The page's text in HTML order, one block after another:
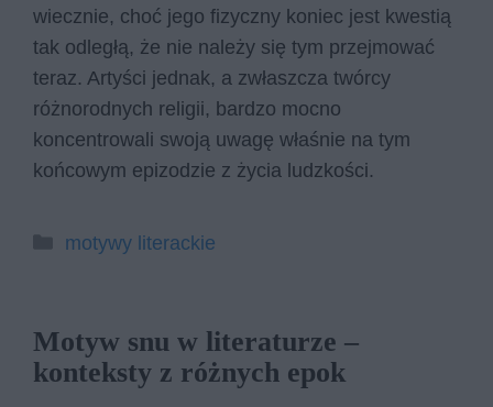
wiecznie, choć jego fizyczny koniec jest kwestią
tak odległą, że nie należy się tym przejmować
teraz. Artyści jednak, a zwłaszcza twórcy
różnorodnych religii, bardzo mocno
koncentrowali swoją uwagę właśnie na tym
końcowym epizodzie z życia ludzkości.
Kategorie
motywy literackie
Motyw snu w literaturze –
konteksty z różnych epok